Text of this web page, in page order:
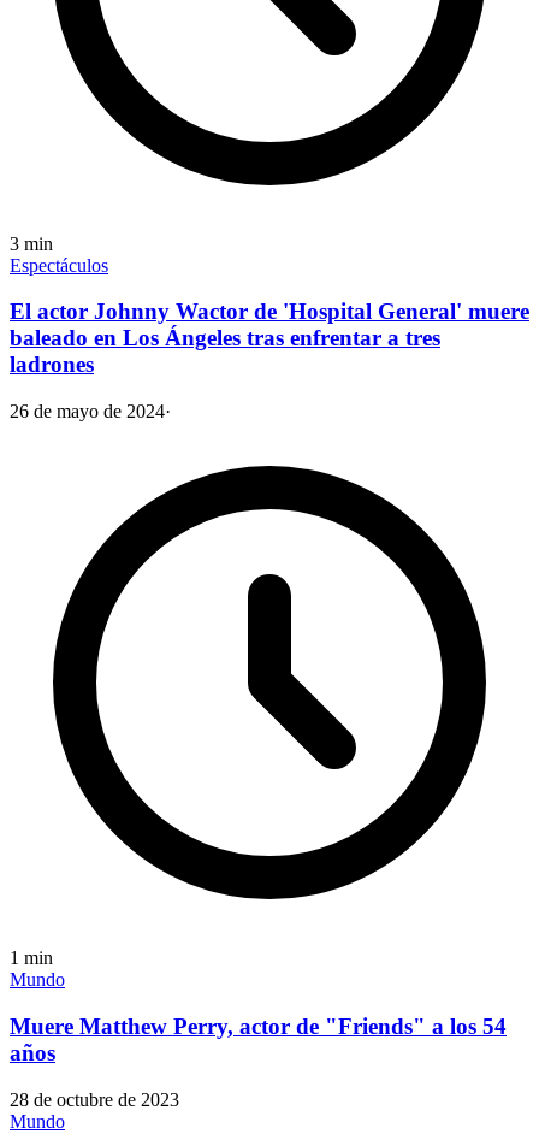
3 min
Espectáculos
El actor Johnny Wactor de 'Hospital General' muere
baleado en Los Ángeles tras enfrentar a tres
ladrones
26 de mayo de 2024·
1 min
Mundo
Muere Matthew Perry, actor de "Friends" a los 54
años
28 de octubre de 2023
Mundo